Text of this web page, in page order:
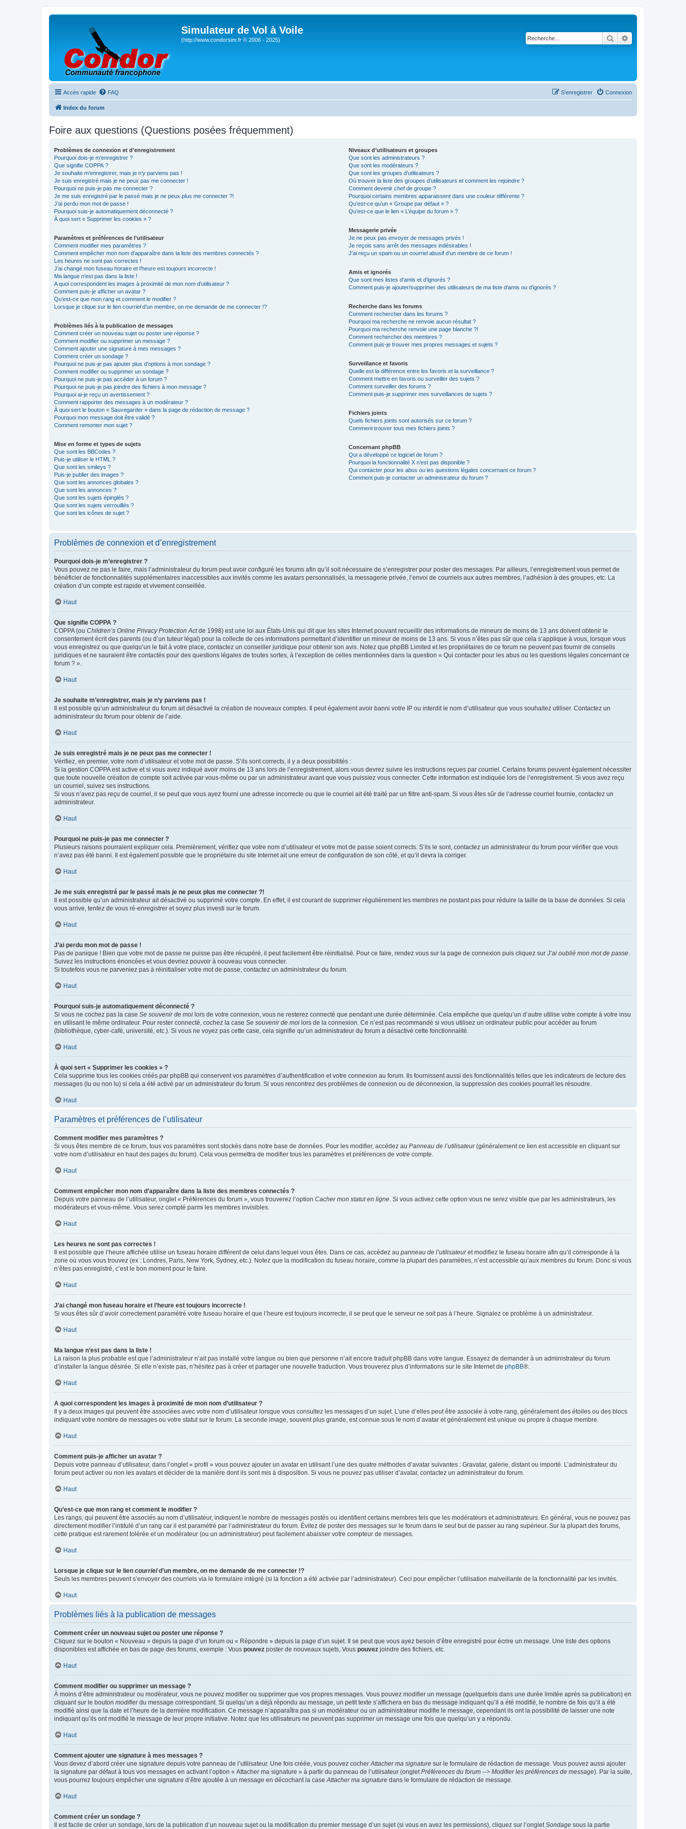
Simulateur de Vol à Voile
(http://www.condorsim.fr © 2006 - 2025) Rechercher
Accès rapide FAQ Connexion
S’enregistrer
Index du forum
Foire aux questions (Questions posées fréquemment)
Problèmes de connexion et d’enregistrement
Pourquoi dois-je m’enregistrer ?
Que signifie COPPA ?
Je souhaite m’enregistrer, mais je n’y parviens pas !
Je suis enregistré mais je ne peux pas me connecter !
Pourquoi ne puis-je pas me connecter ?
Je me suis enregistré par le passé mais je ne peux plus me connecter ?!
J’ai perdu mon mot de passe !
Pourquoi suis-je automatiquement déconnecté ?
À quoi sert « Supprimer les cookies » ?
Paramètres et préférences de l’utilisateur
Comment modifier mes paramètres ?
Comment empêcher mon nom d’apparaître dans la liste des membres connectés ?
Les heures ne sont pas correctes !
J’ai changé mon fuseau horaire et l’heure est toujours incorrecte !
Ma langue n’est pas dans la liste !
A quoi correspondent les images à proximité de mon nom d’utilisateur ?
Comment puis-je afficher un avatar ?
Qu’est-ce que mon rang et comment le modifier ?
Lorsque je clique sur le lien courrield’un membre, on me demande de me connecter !?
Problèmes liés à la publication de messages
Comment créer un nouveau sujet ou poster une réponse ?
Comment modifier ou supprimer un message ?
Comment ajouter une signature à mes messages ?
Comment créer un sondage ?
Pourquoi ne puis-je pas ajouter plus d’options à mon sondage ?
Comment modifier ou supprimer un sondage ?
Pourquoi ne puis-je pas accéder à un forum ?
Pourquoi ne puis-je pas joindre des fichiers à mon message ?
Pourquoi ai-je reçu un avertissement ?
Comment rapporter des messages à un modérateur ?
À quoi sert le bouton « Sauvegarder » dans la page de rédaction de message ?
Pourquoi mon message doit être validé ?
Comment remonter mon sujet ?
Mise en forme et types de sujets
Que sont les BBCodes ?
Puis-je utiliser le HTML ?
Que sont les smileys ?
Puis-je publier des images ?
Que sont les annonces globales ?
Que sont les annonces ?
Que sont les sujets épinglés ?
Que sont les sujets verrouillés ?
Que sont les icônes de sujet ?
Niveaux d’utilisateurs et groupes
Que sont les administrateurs ?
Que sont les modérateurs ?
Que sont les groupes d’utilisateurs ?
Où trouver la liste des groupes d’utilisateurs et comment les rejoindre ?
Comment devenir chef de groupe ?
Pourquoi certains membres apparaissent dans une couleur différente ?
Qu’est-ce qu’un « Groupe par défaut » ?
Qu’est-ce que le lien « L’équipe du forum » ?
Messagerie privée
Je ne peux pas envoyer de messages privés !
Je reçois sans arrêt des messages indésirables !
J’ai reçu un spam ou un courriel abusif d’un membre de ce forum !
Amis et ignorés
Que sont mes listes d’amis et d’ignorés ?
Comment puis-je ajouter/supprimer des utilisateurs de ma liste d’amis ou d’ignorés ?
Recherche dans les forums
Comment rechercher dans les forums ?
Pourquoi ma recherche ne renvoie aucun résultat ?
Pourquoi ma recherche renvoie une page blanche ?!
Comment rechercher des membres ?
Comment puis-je trouver mes propres messages et sujets ?
Surveillance et favoris
Quelle est la différence entre les favoris et la surveillance ?
Comment mettre en favoris ou surveiller des sujets ?
Comment surveiller des forums ?
Comment puis-je supprimer mes surveillances de sujets ?
Fichiers joints
Quels fichiers joints sont autorisés sur ce forum ?
Comment trouver tous mes fichiers joints ?
Concernant phpBB
Qui a développé ce logiciel de forum ?
Pourquoi la fonctionnalité X n’est pas disponible ?
Qui contacter pour les abus ou les questions légales concernant ce forum ?
Comment puis-je contacter un administrateur du forum ?
Problèmes de connexion et d’enregistrement
Pourquoi dois-je m’enregistrer ?
Vous pouvez ne pas le faire, mais l’administrateur du forum peut avoir configuré les forums afin qu’il soit nécessaire de s’enregistrer pour poster des messages. Par ailleurs, l’enregistrement vous permet de
bénéficier de fonctionnalités supplémentaires inaccessibles aux invités comme les avatars personnalisés, la messagerie privée, l’envoi de courriels aux autres membres, l’adhésion à des groupes, etc. La
création d’un compte est rapide et vivement conseillée.
Haut
Que signifie COPPA ?
COPPA (ou Children’s Online Privacy Protection Actde 1998) est une loi aux États-Unis qui dit que les sites Internet pouvant recueillir des informations de mineurs de moins de 13 ans doivent obtenir le
consentement écrit des parents (ou d’un tuteur légal) pour la collecte de ces informations permettant d’identifier un mineur de moins de 13 ans. Si vous n’êtes pas sûr que cela s’applique à vous, lorsque vous
vous enregistrez ou que quelqu’un le fait à votre place, contactez un conseiller juridique pour obtenir son avis. Notez que phpBB Limited et les propriétaires de ce forum ne peuvent pas fournir de conseils
juridiques et ne sauraient être contactés pour des questions légales de toutes sortes, à l’exception de celles mentionnées dans la question « Qui contacter pour les abus ou les questions légales concernant ce
forum ? ».
Haut
Je souhaite m’enregistrer, mais je n’y parviens pas !
Il est possible qu’un administrateur du forum ait désactivé la création de nouveaux comptes. Il peut également avoir banni votre IP ou interdit le nom d’utilisateur que vous souhaitez utiliser. Contactez un
administrateur du forum pour obtenir de l’aide.
Haut
Je suis enregistré mais je ne peux pas me connecter !
Vérifiez, en premier, votre nom d’utilisateur et votre mot de passe. S’ils sont corrects, il y a deux possibilités :
Si la gestion COPPA est active et si vous avez indiqué avoir moins de 13 ans lors de l’enregistrement, alors vous devrez suivre les instructions reçues par courriel. Certains forums peuvent également nécessiter
que toute nouvelle création de compte soit activée par vous-même ou par un administrateur avant que vous puissiez vous connecter. Cette information est indiquée lors de l’enregistrement. Si vous avez reçu
un courriel, suivez ses instructions.
Si vous n’avez pas reçu de courriel, il se peut que vous ayez fourni une adresse incorrecte ou que le courriel ait été traité par un filtre anti-spam. Si vous êtes sûr de l’adresse courriel fournie, contactez un
administrateur.
Haut
Pourquoi ne puis-je pas me connecter ?
Plusieurs raisons pourraient expliquer cela. Premièrement, vérifiez que votre nom d’utilisateur et votre mot de passe soient corrects. S’ils le sont, contactez un administrateur du forum pour vérifier que vous
n’avez pas été banni. Il est également possible que le propriétaire du site Internet ait une erreur de configuration de son côté, et qu’il devra la corriger.
Haut
Je me suis enregistré par le passé mais je ne peux plus me connecter ?!
Il est possible qu’un administrateur ait désactivé ou supprimé votre compte. En effet, il est courant de supprimer régulièrement les membres ne postant pas pour réduire la taille de la base de données. Si cela
vous arrive, tentez de vous ré-enregistrer et soyez plus investi sur le forum.
Haut
J’ai perdu mon mot de passe !
Pas de panique ! Bien que votre mot de passe ne puisse pas être récupéré, il peut facilement être réinitialisé. Pour ce faire, rendez vous sur la page de connexion puis cliquez sur J’ai oublié mon mot de passe.
Suivez les instructions énoncées et vous devriez pouvoir à nouveau vous connecter.
Si toutefois vous ne parveniez pas à réinitialiser votre mot de passe, contactez un administrateur du forum.
Haut
Pourquoi suis-je automatiquement déconnecté ?
Si vous ne cochez pas la case Se souvenir de moi lors de votre connexion, vous ne resterez connecté que pendant une durée déterminée. Cela empêche que quelqu’un d’autre utilise votre compte à votre insu
en utilisant le même ordinateur. Pour rester connecté, cochez la case Se souvenir de moi lors de la connexion. Ce n’est pas recommandé si vous utilisez un ordinateur public pour accéder au forum
(bibliothèque, cyber-café, université, etc.). Si vous ne voyez pas cette case, cela signifie qu’un administrateur du forum a désactivé cette fonctionnalité.
Haut
À quoi sert « Supprimer les cookies » ?
Cela supprime tous les cookies créés par phpBB qui conservent vos paramètres d’authentification et votre connexion au forum. Ils fournissent aussi des fonctionnalités telles que les indicateurs de lecture des
messages (lu ou non lu) si cela a été activé par un administrateur du forum. Si vous rencontrez des problèmes de connexion ou de déconnexion, la suppression des cookies pourrait les résoudre.
Haut
Paramètres et préférences de l’utilisateur
Comment modifier mes paramètres ?
Si vous êtes membre de ce forum, tous vos paramètres sont stockés dans notre base de données. Pour les modifier, accédez au Panneau de l’utilisateur(généralement ce lien est accessible en cliquant sur
votre nom d’utilisateur en haut des pages du forum). Cela vous permettra de modifier tous les paramètres et préférences de votre compte.
Haut
Comment empêcher mon nom d’apparaître dans la liste des membres connectés ?
Depuis votre panneau de l’utilisateur, onglet « Préférences du forum », vous trouverez l’option Cacher mon statut en ligne. Si vous activez cette option vous ne serez visible que par les administrateurs, les
modérateurs et vous-même. Vous serez compté parmi les membres invisibles.
Haut
Les heures ne sont pas correctes !
Il est possible que l’heure affichée utilise un fuseau horaire différent de celui dans lequel vous êtes. Dans ce cas, accédez au panneau de l’utilisateuret modifiez le fuseau horaire afin qu’il corresponde à la
zone où vous vous trouvez (ex : Londres, Paris, New York, Sydney, etc.). Notez que la modification du fuseau horaire, comme la plupart des paramètres, n’est accessible qu’aux membres du forum. Donc si vous
n’êtes pas enregistré, c’est le bon moment pour le faire.
Haut
J’ai changé mon fuseau horaire et l’heure est toujours incorrecte !
Si vous êtes sûr d’avoir correctement paramétré votre fuseau horaire et que l’heure est toujours incorrecte, il se peut que le serveur ne soit pas à l’heure. Signalez ce problème à un administrateur.
Haut
Ma langue n’est pas dans la liste !
La raison la plus probable est que l’administrateur n’ait pas installé votre langue ou bien que personne n’ait encore traduit phpBB dans votre langue. Essayez de demander à un administrateur du forum
d’installer la langue désirée. Si elle n’existe pas, n’hésitez pas à créer et partager une nouvelle traduction. Vous trouverez plus d’informations sur le site Internet de phpBB®.
Haut
A quoi correspondent les images à proximité de mon nom d’utilisateur ?
Il y a deux images qui peuvent être associées avec votre nom d’utilisateur lorsque vous consultez les messages d’un sujet. L’une d’elles peut être associée à votre rang, généralement des étoiles ou des blocs
indiquant votre nombre de messages ou votre statut sur le forum. La seconde image, souvent plus grande, est connue sous le nom d’avatar et généralement est unique ou propre à chaque membre.
Haut
Comment puis-je afficher un avatar ?
Depuis votre panneau d’utilisateur, dans l’onglet « profil » vous pouvez ajouter un avatar en utilisant l’une des quatre méthodes d’avatar suivantes : Gravatar, galerie, distant ou importé. L’administrateur du
forum peut activer ou non les avatars et décider de la manière dont ils sont mis à disposition. Si vous ne pouvez pas utiliser d’avatar, contactez un administrateur du forum.
Haut
Qu’est-ce que mon rang et comment le modifier ?
Les rangs, qui peuvent être associés au nom d’utilisateur, indiquent le nombre de messages postés ou identifient certains membres tels que les modérateurs et administrateurs. En général, vous ne pouvez pas
directement modifier l’intitulé d’un rang car il est paramétré par l’administrateur du forum. Évitez de poster des messages sur le forum dans le seul but de passer au rang supérieur. Sur la plupart des forums,
cette pratique est rarement tolérée et un modérateur (ou un administrateur) peut facilement abaisser votre compteur de messages.
Haut
Lorsque je clique sur le lien courrield’un membre, on me demande de me connecter !?
Seuls les membres peuvent s’envoyer des courriels via le formulaire intégré (si la fonction a été activée par l’administrateur). Ceci pour empêcher l’utilisation malveillante de la fonctionnalité par les invités.
Haut
Problèmes liés à la publication de messages
Comment créer un nouveau sujet ou poster une réponse ?
Cliquez sur le bouton « Nouveau » depuis la page d’un forum ou « Répondre » depuis la page d’un sujet. Il se peut que vous ayez besoin d’être enregistré pour écrire un message. Une liste des options
disponibles est affichée en bas de page des forums, exemple : Vous pouvez poster de nouveaux sujets, Vous pouvez joindre des fichiers, etc.
Haut
Comment modifier ou supprimer un message ?
À moins d’être administrateur ou modérateur, vous ne pouvez modifier ou supprimer que vos propres messages. Vous pouvez modifier un message (quelquefois dans une durée limitée après sa publication) en
cliquant sur le bouton modifierdu message correspondant. Si quelqu’un a déjà répondu au message, un petit texte s’affichera en bas du message indiquant qu’il a été modifié, le nombre de fois qu’il a été
modifié ainsi que la date et l’heure de la dernière modification. Ce message n’apparaîtra pas si un modérateur ou un administrateur modifie le message, cependant ils ont la possibilité de laisser une note
indiquant qu’ils ont modifié le message de leur propre initiative. Notez que les utilisateurs ne peuvent pas supprimer un message une fois que quelqu’un y a répondu.
Haut
Comment ajouter une signature à mes messages ?
Vous devez d’abord créer une signature depuis votre panneau de l’utilisateur. Une fois créée, vous pouvez cocherAttacher ma signature sur le formulaire de rédaction de message. Vous pouvez aussi ajouter
la signature par défaut à tous vos messages en activant l’option « Attacher ma signature » à partir du panneau de l’utilisateur (ongletPréférences du forum --> Modifier les préférences de message). Par la suite,
vous pourrez toujours empêcher une signature d’être ajoutée à un message en décochant la caseAttacher ma signature dans le formulaire de rédaction de message.
Haut
Comment créer un sondage ?
Il est facile de créer un sondage, lors de la publication d’un nouveau sujet ou la modification du premier message d’un sujet (si vous en avez les permissions), cliquez sur l’ongletSondage sous la partie